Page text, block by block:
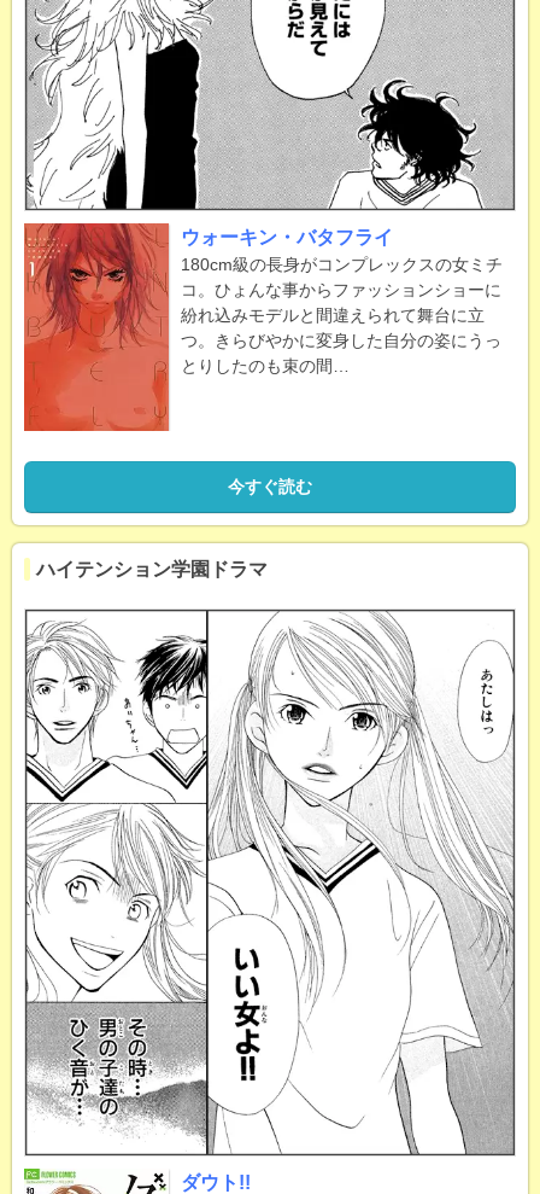
ウォーキン・バタフライ
180cm級の長身がコンプレックスの女ミチ
コ。ひょんな事からファッションショーに
紛れ込みモデルと間違えられて舞台に立
つ。きらびやかに変身した自分の姿にうっ
とりしたのも束の間…
今すぐ読む
ハイテンション学園ドラマ
ダウト!!